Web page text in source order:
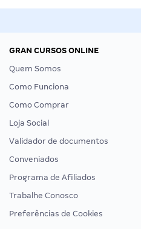
GRAN CURSOS ONLINE
Quem Somos
Como Funciona
Como Comprar
Loja Social
Validador de documentos
Conveniados
Programa de Afiliados
Trabalhe Conosco
Preferências de Cookies